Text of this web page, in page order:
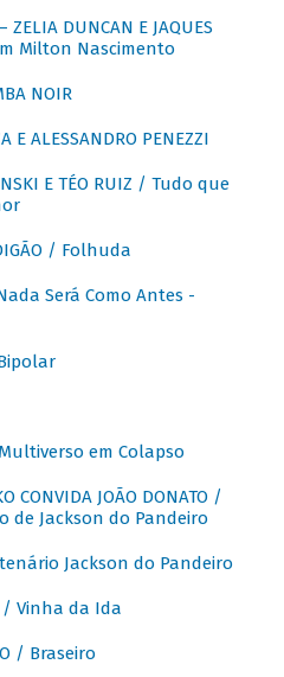
DUNCAN E JAQUES
Milton Nascimento
NOIR
E ALESSANDRO PENEZZI
E TÉO RUIZ / Tudo que
/ Folhuda
Será Como Antes -
em Colapso
CONVIDA JOÃO DONATO /
de Jackson do Pandeiro
Jackson do Pandeiro
/ Vinha da Ida
/ Braseiro